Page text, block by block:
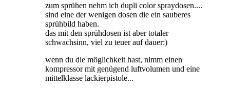
zum sprühen nehm ich dupli color spraydosen....
sind eine der wenigen dosen die ein sauberes
sprühbild haben.
das mit den sprühdosen ist aber totaler
schwachsinn, viel zu teuer auf dauer:)
wenn du die möglichkeit hast, nimm einen
kompressor mit genügend luftvolumen und eine
mittelklasse lackierpistole...